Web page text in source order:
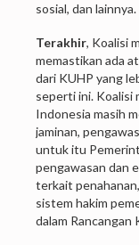
sosial, dan lainnya.
Terakhir, Koalisi
memastikan ada
dari KUHP yang
seperti ini. Koalisi
Indonesia masih
jaminan,
untuk itu
pengawasan dan
terkait
sistem hakim
dalam Rancangan